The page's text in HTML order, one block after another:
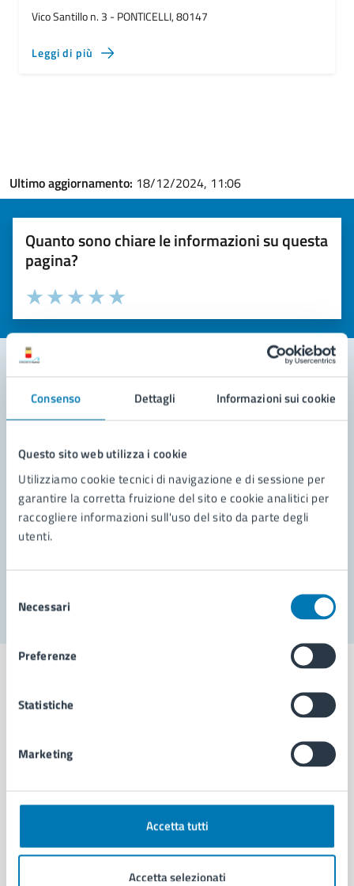
Consenso Dettagli Informazioni sui cookie
Questo sito web utilizza i cookie
Utilizziamo cookie tecnici di navigazione e di sessione per
garantire la corretta fruizione del sito e cookie analitici per
raccogliere informazioni sull'uso del sito da parte degli
utenti.
delNecessari
Preferenze
Statistiche
Marketing
Accetta tutti
Accetta selezionati
Vico Santillo n. 3 - PONTICELLI, 80147
Leggi di più
Ultimo aggiornamento: 18/12/2024, 11:06
Quanto sono chiare le informazioni su questa
pagina?
Valuta la chiarezza delle informazioni (da 1 a 5 stelle)
Seleziona il numero di stelle per valutare la chiarezza delle
Valuta 5 stelle su 5
Valuta 4 stelle su 5
Valuta 3 stelle su 5
Valuta 2 stelle su 5
Valuta 1 stelle su 5
Contatta il comune
Richiedi assistenza
Prenota appuntamento
Problemi in città
Aree amministrative
Uffici